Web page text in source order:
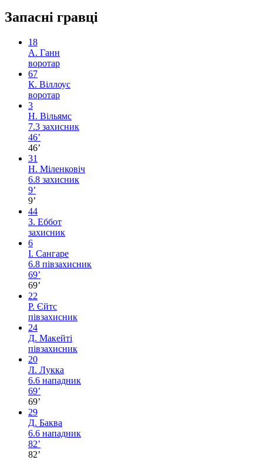
Запасні гравці
18
А. Ганн
воротар
67
К. Віллоус
воротар
3
Н. Вільямс
7.3 захисник
46’
46’
31
Н. Міленковіч
6.8 захисник
9’
9’
44
З. Еббот
захисник
6
І. Сангаре
6.8 півзахисник
69’
69’
22
Р. Єйтс
півзахисник
24
Д. Макейті
півзахисник
20
Л. Лукка
6.6 нападник
69’
69’
29
Д. Баква
6.6 нападник
82’
82’